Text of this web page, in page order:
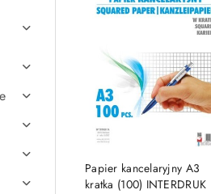
Papier kancelaryjny A3
kratka (100) INTERDRUK
DO KOSZYKA